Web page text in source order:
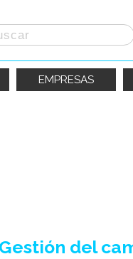
EMPRESAS
Gestión del